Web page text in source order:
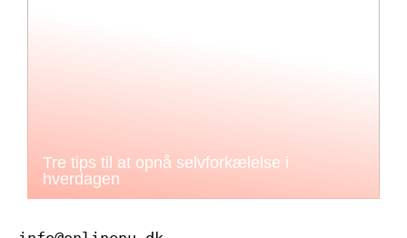
Tre tips til at opnå selvforkælelse i
hverdagen